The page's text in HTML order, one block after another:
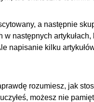
a następnie
w następnych artykułach,
napisanie kilku
rozumiesz, jak
możesz nie